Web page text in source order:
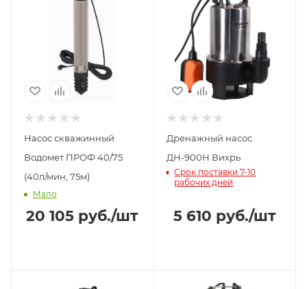
Насос скважинный
Водомет ПРОФ 40/75
(40л/мин, 75м)
Мало
20 105 руб./шт
Дренажный насос
ДН-900Н Вихрь
Срок поставки 7-10
рабочих дней
5 610 руб./шт